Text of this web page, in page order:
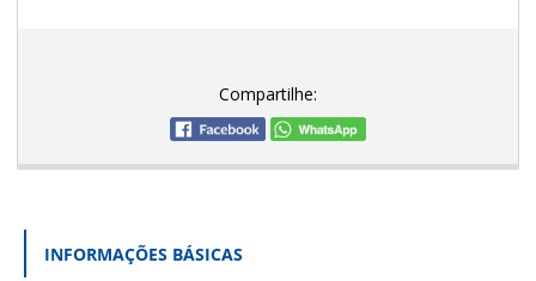
Compartilhe:
INFORMAÇÕES BÁSICAS